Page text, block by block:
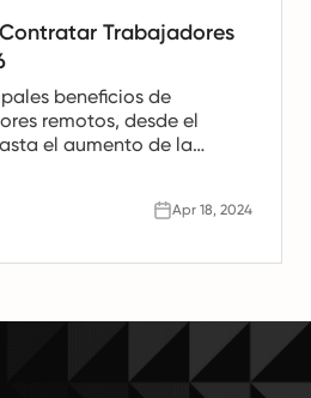
Trabajadores
beneficios de
remotos, desde el
el aumento de la
del trabajo.
Apr 18, 2024